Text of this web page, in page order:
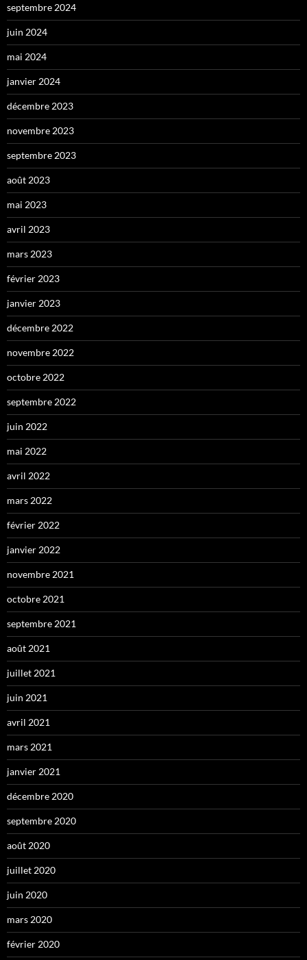
septembre 2024
juin 2024
mai 2024
janvier 2024
décembre 2023
novembre 2023
septembre 2023
août 2023
mai 2023
avril 2023
mars 2023
février 2023
janvier 2023
décembre 2022
novembre 2022
octobre 2022
septembre 2022
juin 2022
mai 2022
avril 2022
mars 2022
février 2022
janvier 2022
novembre 2021
octobre 2021
septembre 2021
août 2021
juillet 2021
juin 2021
avril 2021
mars 2021
janvier 2021
décembre 2020
septembre 2020
août 2020
juillet 2020
juin 2020
mars 2020
février 2020